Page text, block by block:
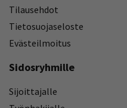
Tilausehdot
Tietosuojaseloste
Evästeilmoitus
Sidosryhmille
Sijoittajalle